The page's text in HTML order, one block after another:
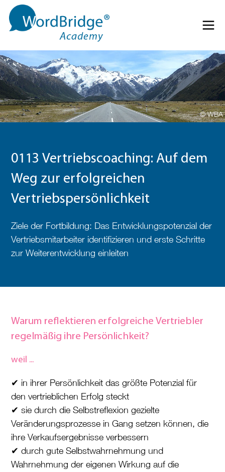
Direkt zum Inhalt springen
© WBA
0113 Vertriebscoaching: Auf dem
Weg zur erfolgreichen
Vertriebspersönlichkeit
Ziele der Fortbildung: Das Entwicklungspotenzial der
Vertriebsmitarbeiter identifizieren und erste Schritte
zur Weiterentwicklung einleiten
Warum reflektieren erfolgreiche Vertriebler
regelmäßig ihre Persönlichkeit?
weil ...
✔ in ihrer Persönlichkeit das größte Potenzial für
den vertrieblichen Erfolg steckt
✔ sie durch die Selbstreflexion gezielte
Veränderungsprozesse in Gang setzen können, die
ihre Verkaufsergebnisse verbessern
✔ durch gute Selbstwahrnehmung und
Wahrnehmung der eigenen Wirkung auf die